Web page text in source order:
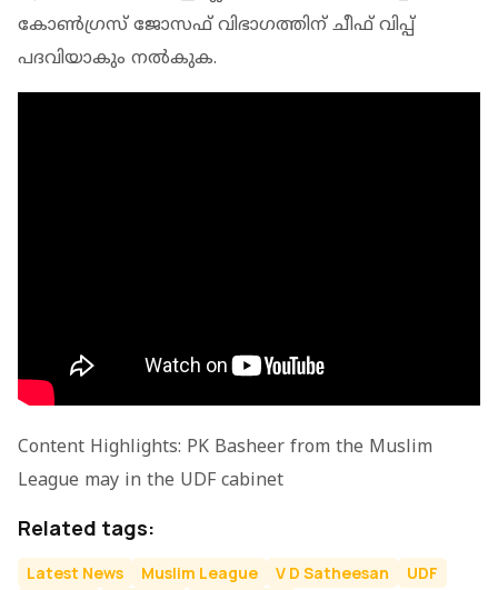
കോണ്‍ഗ്രസ് ജോസഫ് വിഭാഗത്തിന് ചീഫ് വിപ്പ്
പദവിയാകും നല്‍കുക.
Content Highlights: PK Basheer from the Muslim
League may in the UDF cabinet
Related tags:
Latest News Muslim League V D Satheesan
UDF